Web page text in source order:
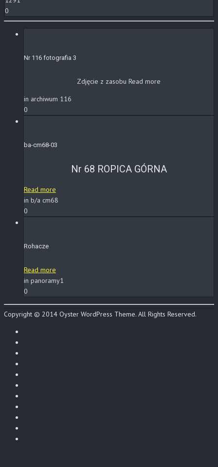
0
Nr 116 fotografia 3
Zdjęcie z zasobu Read more
in archiwum 116
0
ba-cm68-03
Nr 68 ROPICA GÓRNA
Read more
in b/a cm68
0
Rohacze
Read more
in panoramy1
0
Copyright © 2014 Oyster WordPress Theme. All Rights Reserved.